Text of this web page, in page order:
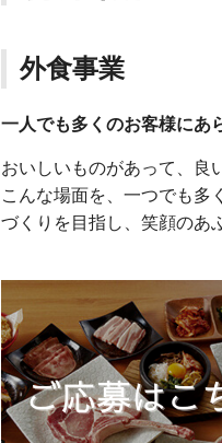
外食事業
一人でも多くのお客様にあ
おいしいものがあって、良
こんな場面を、一つでも多
づくりを目指し、笑顔のあ